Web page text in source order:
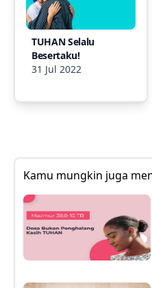
TUHAN Selalu
Besertaku!
31 Jul 2022
Kamu mungkin juga